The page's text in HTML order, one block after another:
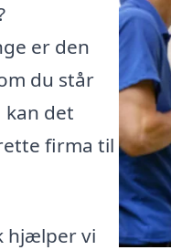
er den
du står
kan det
firma til
hjælper vi